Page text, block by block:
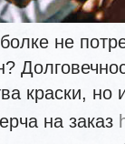
не
краски, но
на заказ